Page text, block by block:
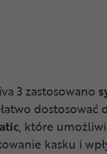
3 zastosowano
, które
kasku i